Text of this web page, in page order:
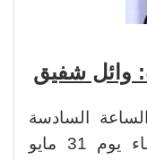
وائل شفيق
السادسة
وخمس وأربعين دقيقة من مساء يوم 31 مايو